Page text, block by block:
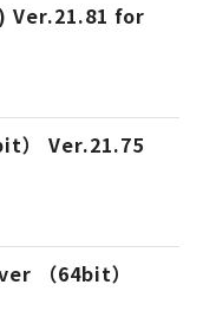
Ver.21.81 for
） Ver.21.75
（64bit）